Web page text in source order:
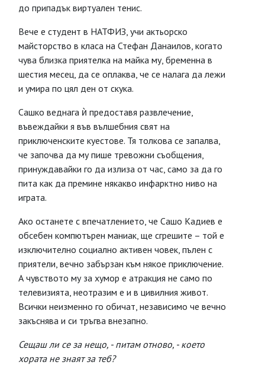
до припадък виртуален тенис.
Вече е студент в НАТФИЗ, учи актьорско
майсторство в класа на Стефан Данаилов, когато
чува близка приятелка на майка му, бременна в
шестия месец, да се оплаква, че се налага да лежи
и умира по цял ден от скука.
Сашко веднага ѝ предоставя развлечение,
въвеждайки я във вълшебния свят на
приключенските куестове. Тя толкова се запалва,
че започва да му пише тревожни съобщения,
принуждавайки го да излиза от час, само за да го
пита как да премине някакво инфарктно ниво на
играта.
Ако останете с впечатлението, че Сашо Кадиев е
обсебен компютърен маниак, ще сгрешите – той е
изключително социално активен човек, пълен с
приятели, вечно забързан към някое приключение.
А чувството му за хумор е атракция не само по
телевизията, неотразим е и в цивилния живот.
Всички неизменно го обичат, независимо че вечно
закъснява и си тръгва внезапно.
Сещаш ли се за нещо, - питам отново, - което
хората не знаят за теб?